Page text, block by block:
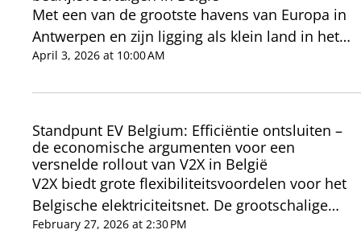
Wallonia, which is very problematic for the
energy transition. Grid constraints may in no
case slow down electrification or EV adoption.
the transition to electric mobility and the
broader societal shift toward low-emission
energy.
Met een van de grootste havens van Europa in
Antwerpen en zijn ligging als klein land in het
hart van Europa is België van oudsher een
daarom een cruciale uitdaging voor de
Belgische economie.
April 3, 2026 at 10:00 AM
Standpunt EV Belgium: Efficiëntie ontsluiten –
de economische argumenten voor een
versnelde rollout van V2X in België
V2X biedt grote flexibiliteitsvoordelen voor het
Belgische elektriciteitsnet. De grootschalige
uitrol van V2X-technologie zal sneller
February 27, 2026 at 2:30 PM